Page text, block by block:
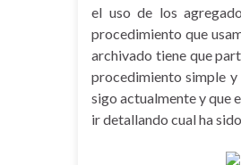
el uso de los
procedimiento que
archivado tiene que
procedimiento simple
sigo actualmente y que
ir detallando cual ha